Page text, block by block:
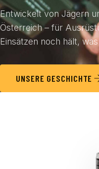
Entwickelt von Jägern
Österreich – für
Einsätzen noch hält,
UNSERE GESCHICHTE